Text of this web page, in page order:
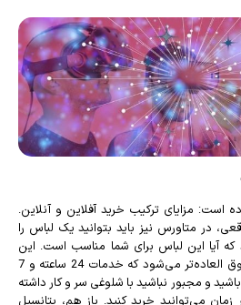
مزایای ترکیب خرید آفلاین و آنلاین.
در متاورس نیز باید بتوانید یک لباس را
که آیا این لباس برای شما مناسب است. این
امکانات در صورتی فوق العاده‌تر می‌شود که خدمات 24 ساعته و 7
باشید و مجبور نباشید با شلوغی سر و کار داشته
زمان می‌توانید خرید کنید. باز هم، پتانسیل